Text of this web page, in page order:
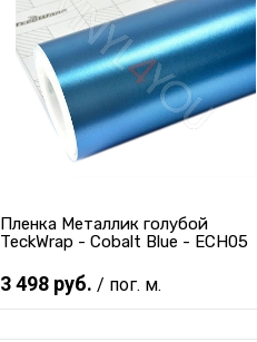
Пленка Металлик голубой
TeckWrap - Cobalt Blue - ECH05
3 498 руб. / пог. м.